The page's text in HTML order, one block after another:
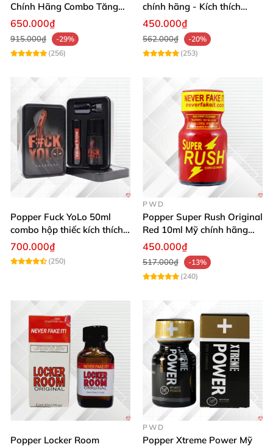
Chính Hãng Combo Tăng
Phê Mạnh Mẽ Cho Top Bot
650.000₫
915.000₫
-29%
(256)
chính hãng - Kích thích
mạnh mẽ, an toàn
450.000₫
562.000₫
-20%
(253)
Popper Fuck YoLo 50ml
combo hộp thiếc kích thích
Top Bot hiệu quả
700.000₫
(250)
PWD
Popper Super Rush Original
Red 10ml Mỹ chính hãng
tăng khoái cảm cực mạnh
450.000₫
517.000₫
-13%
(240)
Popper Locker Room
PWD
Popper Xtreme Power Mỹ